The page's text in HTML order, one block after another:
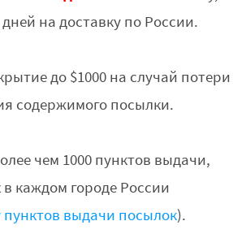
на доставку по России.
до $1000 на случай потери
содержимого посылки.
чем 1000 пунктов выдачи,
каждом городе России
пунктов выдачи посылок).